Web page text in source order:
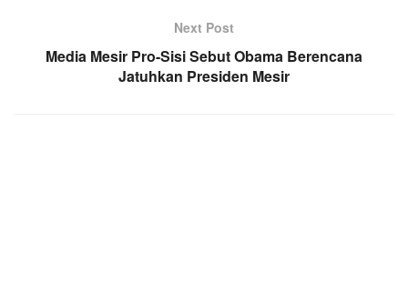
Next Post
Media Mesir Pro-Sisi Sebut Obama Berencana
Jatuhkan Presiden Mesir